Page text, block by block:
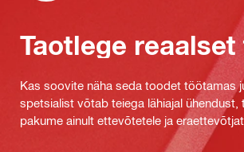
Taotlege
Kas soovite näha seda toodet töötamas
spetsialist võtab teiega lähiajal
pakume ainult ettevõtetele ja